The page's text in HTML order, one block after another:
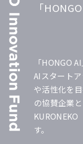
「
「HONGO
AIスタート
や活性化を
の協賛企業
す。